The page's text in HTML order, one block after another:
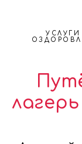
лагерь